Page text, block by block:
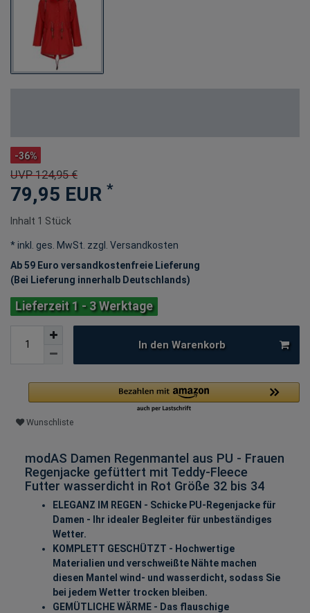
-36%
UVP 124,95 €
79,95 EUR *
Inhalt 1 Stück
* inkl. ges. MwSt. zzgl.
Versandkosten
Ab 59 Euro versandkostenfreie Lieferung
(Bei Lieferung innerhalb Deutschlands)
Lieferzeit 1 - 3 Werktage
In den Warenkorb
Wunschliste
modAS Damen Regenmantel aus PU - Frauen
Regenjacke gefüttert mit Teddy-Fleece
Futter wasserdicht in Rot Größe 32 bis 34
ELEGANZ IM REGEN - Schicke PU-Regenjacke für
Damen - Ihr idealer Begleiter für unbeständiges
Wetter.
KOMPLETT GESCHÜTZT - Hochwertige
Materialien und verschweißte Nähte machen
diesen Mantel wind- und wasserdicht, sodass Sie
bei jedem Wetter trocken bleiben.
GEMÜTLICHE WÄRME - Das flauschige